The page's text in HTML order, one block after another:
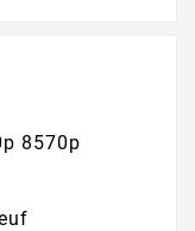
8570p